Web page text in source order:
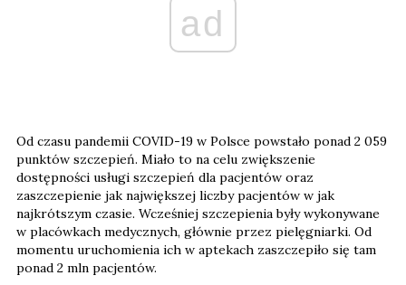
ad
Od czasu pandemii COVID-19 w Polsce powstało ponad 2 059
punktów szczepień. Miało to na celu zwiększenie
dostępności usługi szczepień dla pacjentów oraz
zaszczepienie jak największej liczby pacjentów w jak
najkrótszym czasie. Wcześniej szczepienia były wykonywane
w placówkach medycznych, głównie przez pielęgniarki. Od
momentu uruchomienia ich w aptekach zaszczepiło się tam
ponad 2 mln pacjentów.